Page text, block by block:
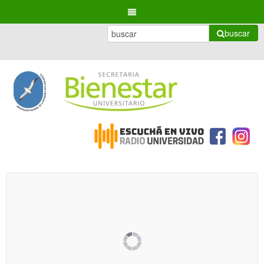
buscar